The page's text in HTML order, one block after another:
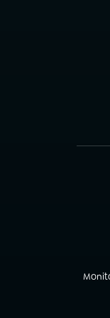
(abre